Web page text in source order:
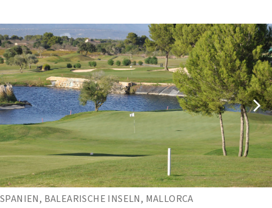
SPANIEN, BALEARISCHE INSELN, MALLORCA